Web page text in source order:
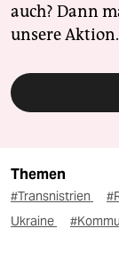
auch? Dann
unsere Aktion.
Themen
#Transnistrien
Ukraine